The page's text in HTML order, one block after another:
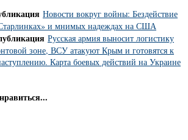
Новости вокруг войны: Бездействие
и мнимых надеждах на США
Русская армия выносит логистику
зоне, ВСУ атакуют Крым и готовятся к
Карта боевых действий на Украине